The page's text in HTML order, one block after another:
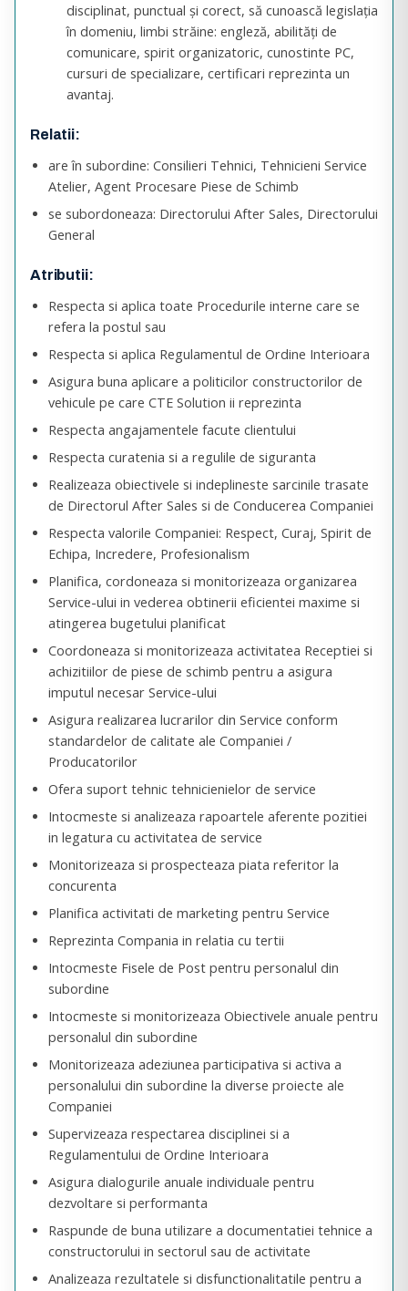
disciplinat, punctual şi corect, să cunoască legislaţia
în domeniu, limbi străine: engleză, abilităţi de
comunicare, spirit organizatoric, cunostinte PC,
cursuri de specializare, certificari reprezinta un
avantaj.
Relatii:
are în subordine: Consilieri Tehnici, Tehnicieni Service
Atelier, Agent Procesare Piese de Schimb
se subordoneaza: Directorului After Sales, Directorului
General
Atributii:
Respecta si aplica toate Procedurile interne care se
refera la postul sau
Respecta si aplica Regulamentul de Ordine Interioara
Asigura buna aplicare a politicilor constructorilor de
vehicule pe care CTE Solution ii reprezinta
Respecta angajamentele facute clientului
Respecta curatenia si a regulile de siguranta
Realizeaza obiectivele si indeplineste sarcinile trasate
de Directorul After Sales si de Conducerea Companiei
Respecta valorile Companiei: Respect, Curaj, Spirit de
Echipa, Incredere, Profesionalism
Planifica, cordoneaza si monitorizeaza organizarea
Service-ului in vederea obtinerii eficientei maxime si
atingerea bugetului planificat
Coordoneaza si monitorizeaza activitatea Receptiei si
achizitiilor de piese de schimb pentru a asigura
imputul necesar Service-ului
Asigura realizarea lucrarilor din Service conform
standardelor de calitate ale Companiei /
Producatorilor
Ofera suport tehnic tehnicienielor de service
Intocmeste si analizeaza rapoartele aferente pozitiei
in legatura cu activitatea de service
Monitorizeaza si prospecteaza piata referitor la
concurenta
Planifica activitati de marketing pentru Service
Reprezinta Compania in relatia cu tertii
Intocmeste Fisele de Post pentru personalul din
subordine
Intocmeste si monitorizeaza Obiectivele anuale pentru
personalul din subordine
Monitorizeaza adeziunea participativa si activa a
personalului din subordine la diverse proiecte ale
Companiei
Supervizeaza respectarea disciplinei si a
Regulamentului de Ordine Interioara
Asigura dialogurile anuale individuale pentru
dezvoltare si performanta
Raspunde de buna utilizare a documentatiei tehnice a
constructorului in sectorul sau de activitate
Analizeaza rezultatele si disfunctionalitatile pentru a